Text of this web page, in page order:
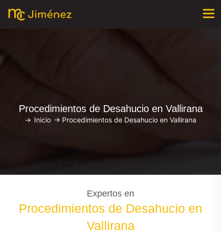
Procedimientos de Desahucio en Vallirana
-> Inicio -> Procedimientos de Desahucio en Vallirana
Expertos en
Procedimientos de Desahucio en
Vallirana